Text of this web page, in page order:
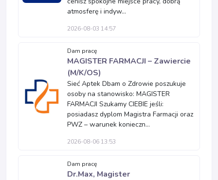
atmosferę i indyw...
2026-08-03 14:57
Dam pracę
MAGISTER FARMACJI – Zawiercie
(M/K/OS)
Sieć Aptek Dbam o Zdrowie poszukuje
osoby na stanowisko: MAGISTER
FARMACJI Szukamy CIEBIE jeśli:
posiadasz dyplom Magistra Farmacji oraz
PWZ – warunek konieczn...
2026-08-06 13:53
Dam pracę
Dr.Max, Magister